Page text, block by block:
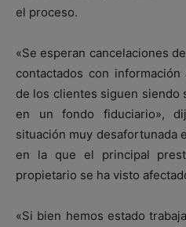
el proceso.
«Se esperan cancelaciones
contactados con
de los clientes siguen siendo
en un fondo fiduciario»,
situación muy desafortunada
en la que el principal
propietario se ha visto
«Si bien hemos estado